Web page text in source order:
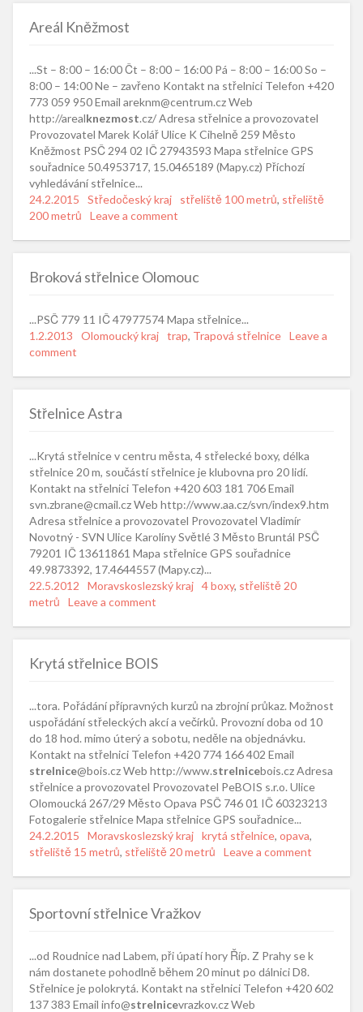
Areál Kněžmost
...St – 8:00 – 16:00 Čt – 8:00 – 16:00 Pá – 8:00 – 16:00 So –
8:00 – 14:00 Ne – zavřeno Kontakt na střelnici Telefon +420
773 059 950 Email areknm@centrum.cz Web
http://arealknezmost.cz/ Adresa střelnice a provozovatel
Provozovatel Marek Kolář Ulice K Cihelně 259 Město
Kněžmost PSČ 294 02 IČ 27943593 Mapa střelnice GPS
souřadnice 50.4953717, 15.0465189 (Mapy.cz) Příchozí
vyhledávání střelnice...
Posted
on
24.2.2015 Categories
Středočeský kraj Tags
střeliště 100 metrů, střeliště
200 metrů
Leave a comment
Broková střelnice Olomouc
...PSČ 779 11 IČ 47977574 Mapa střelnice...
Posted
on
1.2.2013 Categories
Olomoucký kraj Tags
trap, Trapová střelnice Leave a
comment
Střelnice Astra
...Krytá střelnice v centru města, 4 střelecké boxy, délka
střelnice 20 m, součástí střelnice je klubovna pro 20 lidí.
Kontakt na střelnici Telefon +420 603 181 706 Email
svn.zbrane@cmail.cz Web http://www.aa.cz/svn/index9.htm
Adresa střelnice a provozovatel Provozovatel Vladimír
Novotný - SVN Ulice Karolíny Světlé 3 Město Bruntál PSČ
79201 IČ 13611861 Mapa střelnice GPS souřadnice
49.9873392, 17.4644557 (Mapy.cz)...
Posted
on
22.5.2012 Categories
Moravskoslezský kraj Tags
4 boxy, střeliště 20
metrů
Leave a comment
Krytá střelnice BOIS
...tora. Pořádání přípravných kurzů na zbrojní průkaz. Možnost
uspořádání střeleckých akcí a večírků. Provozní doba od 10
do 18 hod. mimo úterý a sobotu, neděle na objednávku.
Kontakt na střelnici Telefon +420 774 166 402 Email
strelnice@bois.cz Web http://www.strelnicebois.cz Adresa
střelnice a provozovatel Provozovatel PeBOIS s.r.o. Ulice
Olomoucká 267/29 Město Opava PSČ 746 01 IČ 60323213
Fotogalerie střelnice Mapa střelnice GPS souřadnice...
Posted
on
24.2.2015 Categories
Moravskoslezský kraj Tags
krytá střelnice, opava,
střeliště 15 metrů, střeliště 20 metrů Leave a comment
Sportovní střelnice Vražkov
...od Roudnice nad Labem, při úpatí hory Říp. Z Prahy se k
nám dostanete pohodlně během 20 minut po dálnici D8.
Střelnice je polokrytá. Kontakt na střelnici Telefon +420 602
137 383 Email info@strelnicevrazkov.cz Web